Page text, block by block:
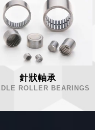
針狀軸承
ROLLER BEARINGS